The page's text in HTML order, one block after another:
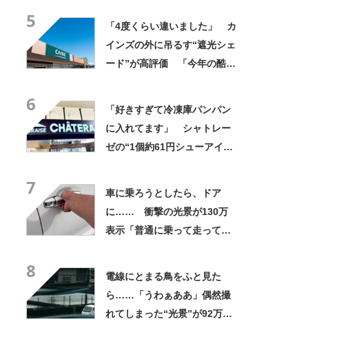
5
「4度くらい違いました」 カ
インズの外に吊るす“遮光シェ
ード”が高評価 「今年の酷暑
6
「好きすぎて冷凍庫パンパン
に入れてます」 シャトレー
ゼの“1個約61円シューアイ
7
車に乗ろうとしたら、ドア
に…… 衝撃の光景が130万
表示「普通に乗って走ってた
8
電線にとまる鳥をふと見た
ら……「うわぁああ」偶然撮
れてしまった“光景”が92万再